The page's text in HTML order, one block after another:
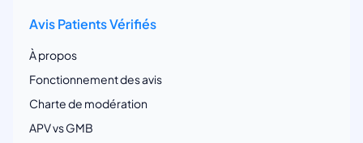
Avis Patients Vérifiés
À propos
Fonctionnement des avis
Charte de modération
APV vs GMB